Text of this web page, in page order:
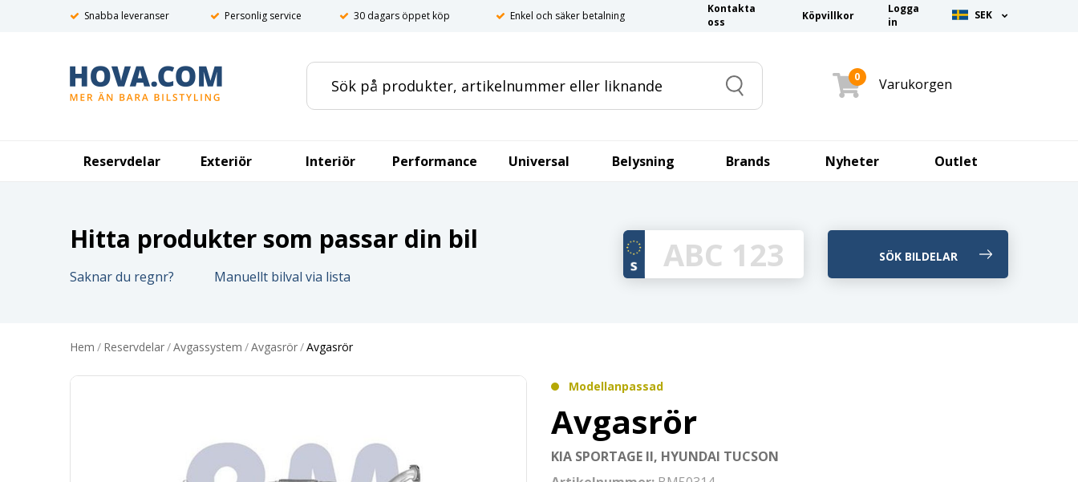
Snabba leveranser Personlig service 30 dagars öppet köp Enkel och säker betalning
Kontakta
oss
Köpvillkor
Logga
in
SEK
Search
0 Varukorgen
Reservdelar Exteriör Interiör Performance Universal Belysning Brands Nyheter Outlet
Hitta produkter som passar din bil
Saknar du regnr? Manuellt bilval via lista
Hem / Reservdelar/Avgassystem /Avgasrör/Avgasrör
Modellanpassad
Avgasrör
KIA SPORTAGE II, HYUNDAI TUCSON